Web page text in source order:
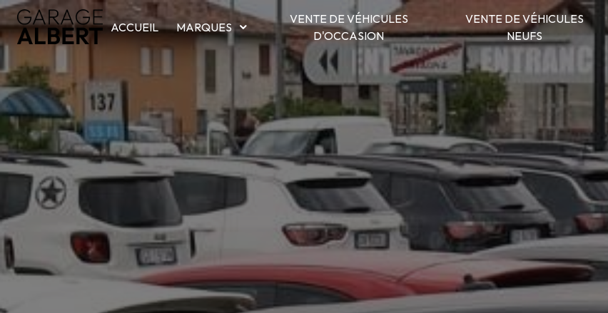
ACCUEIL MARQUES
VENTE DE VÉHICULES
D'OCCASION
VENTE DE VÉHICULES
NEUFS
Panneau de gestion des cookies